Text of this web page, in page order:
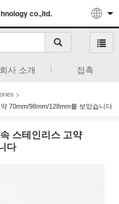
co.,ltd.
회사 소개 접촉
>
70mm/98mm/128mm를 보았습니다
스테인리스 고약
다